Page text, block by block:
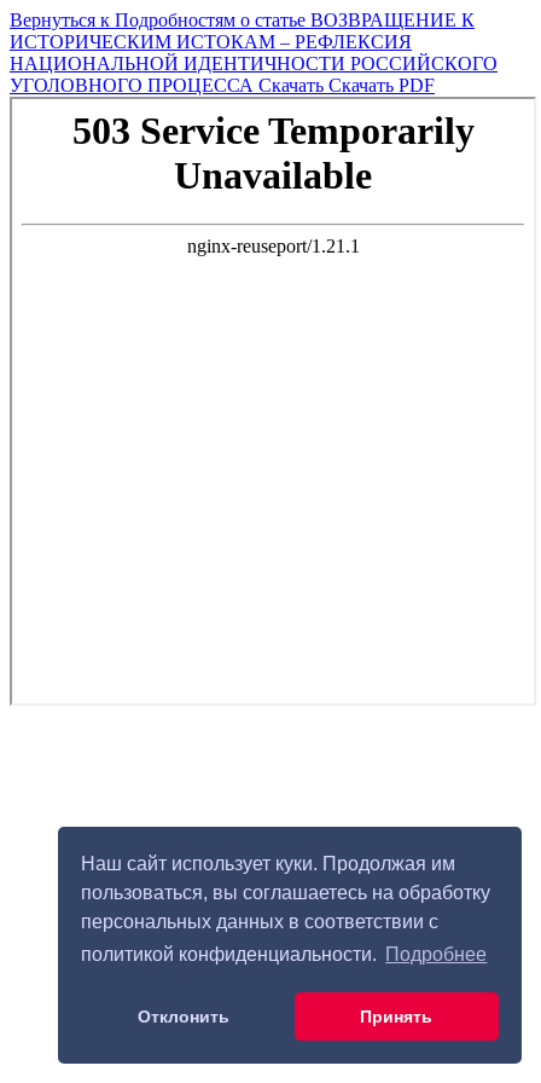
Наш сайт использует куки. Продолжая им
пользоваться, вы соглашаетесь на обработку
персональных данных в соответствии с
политикой конфиденциальности. Подробнее
Отклонить Принять
Вернуться к Подробностям о статье ВОЗВРАЩЕНИЕ К
ИСТОРИЧЕСКИМ ИСТОКАМ – РЕФЛЕКСИЯ
НАЦИОНАЛЬНОЙ ИДЕНТИЧНОСТИ РОССИЙСКОГО
УГОЛОВНОГО ПРОЦЕССА Скачать Скачать PDF